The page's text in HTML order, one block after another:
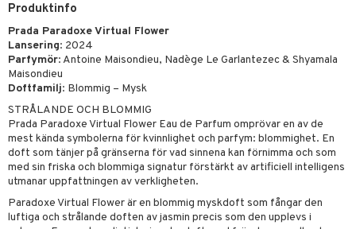
Produktinfo
Prada Paradoxe Virtual Flower
Lansering: 2024
Parfymör: Antoine Maisondieu, Nadège Le Garlantezec & Shyamala
Maisondieu
Doftfamilj: Blommig – Mysk
STRÅLANDE OCH BLOMMIG
Prada Paradoxe Virtual Flower Eau de Parfum omprövar en av de
mest kända symbolerna för kvinnlighet och parfym: blommighet. En
doft som tänjer på gränserna för vad sinnena kan förnimma och som
med sin friska och blommiga signatur förstärkt av artificiell intelligens
utmanar uppfattningen av verkligheten.
Paradoxe Virtual Flower är en blommig myskdoft som fångar den
luftiga och strålande doften av jasmin precis som den upplevs i